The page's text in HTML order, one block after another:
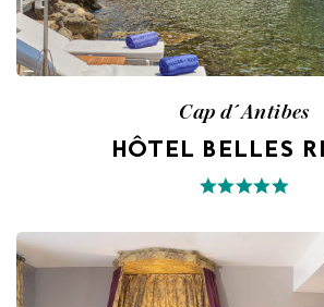
Cap d´Antibes
HÔTEL BELLES